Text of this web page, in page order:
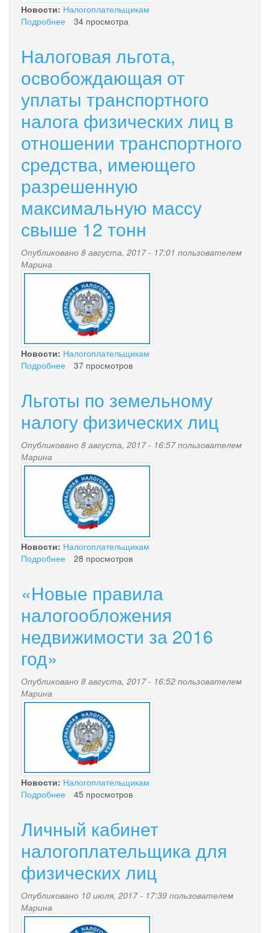
Новости: Налогоплательщикам
Подробнее
транспортному
налогу
физических
34 просмотра
Налоговая льгота,
освобождающая от
уплаты транспортного
налога физических лиц в
отношении транспортного
средства, имеющего
разрешенную
максимальную массу
свыше 12 тонн
Опубликовано 8 августа, 2017 - 17:01 пользователем
Марина
nalog.jpg
Новости: Налогоплательщикам
Подробнее
освобождающая
уплаты
налога
физических
лиц
в
отношении
транспортного
средства,
имеющего
разрешенную
максимальную
12
37 просмотров
Льготы по земельному
налогу физических лиц
Опубликовано 8 августа, 2017 - 16:57 пользователем
Марина
nalog.jpg
Новости: Налогоплательщикам
Подробнее
земельному
физических
28 просмотров
«Новые правила
налогообложения
недвижимости за 2016
год»
Опубликовано 8 августа, 2017 - 16:52 пользователем
Марина
nalog.jpg
Новости: Налогоплательщикам
Подробнее
налогообложения
за
год»
45 просмотров
Личный кабинет
налогоплательщика для
физических лиц
Опубликовано 10 июля, 2017 - 17:39 пользователем
Марина
nalog.jpg